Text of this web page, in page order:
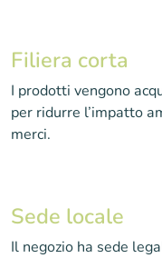
Filiera corta
I prodotti vengono
per ridurre l’impatto
merci.
Sede locale
Il negozio ha sede